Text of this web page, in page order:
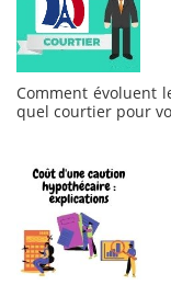
Comment évoluent
quel courtier pour